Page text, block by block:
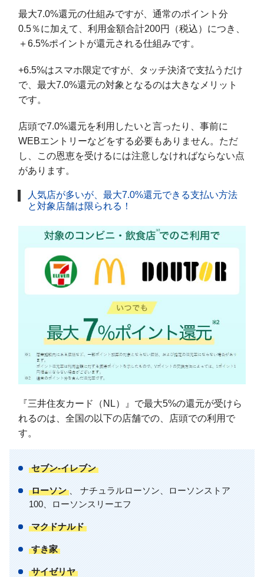
最大7.0%還元の仕組みですが、通常のポイント分
0.5％に加えて、利用金額合計200円（税込）につき、
＋6.5%ポイントが還元される仕組みです。
+6.5%はスマホ限定ですが、タッチ決済で支払うだけ
で、最大7.0%還元の対象となるのは大きなメリット
です。
店頭で7.0%還元を利用したいと言ったり、事前に
WEBエントリーなどをする必要もありません。ただ
し、この恩恵を受けるには注意しなければならない点
があります。
人気店が多いが、最大7.0%還元できる支払い方法
と対象店舗は限られる！
『三井住友カード（NL）』で最大5%の還元が受けら
れるのは、全国の以下の店舗での、店頭での利用で
す。
セブン-イレブン
ローソン 、 ナチュラルローソン、ローソンストア
100、ローソンスリーエフ
マクドナルド
すき家
サイゼリヤ